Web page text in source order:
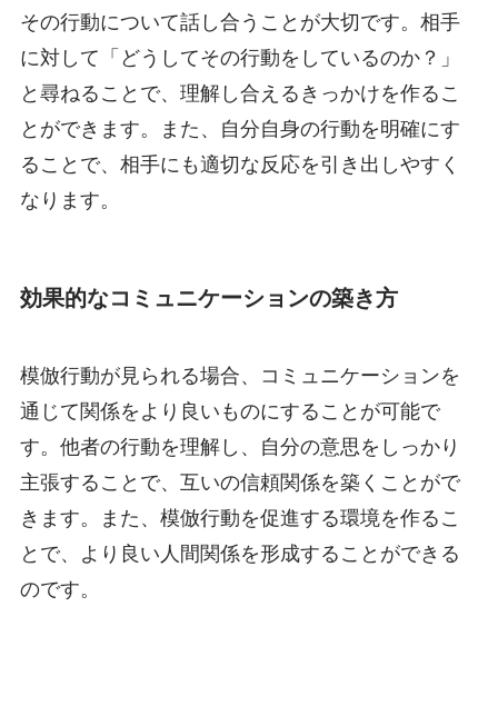
その行動について話し合うことが大切です。相手
に対して「どうしてその行動をしているのか？」
と尋ねることで、理解し合えるきっかけを作るこ
とができます。また、自分自身の行動を明確にす
ることで、相手にも適切な反応を引き出しやすく
なります。
効果的なコミュニケーションの築き方
模倣行動が見られる場合、コミュニケーションを
通じて関係をより良いものにすることが可能で
す。他者の行動を理解し、自分の意思をしっかり
主張することで、互いの信頼関係を築くことがで
きます。また、模倣行動を促進する環境を作るこ
とで、より良い人間関係を形成することができる
のです。